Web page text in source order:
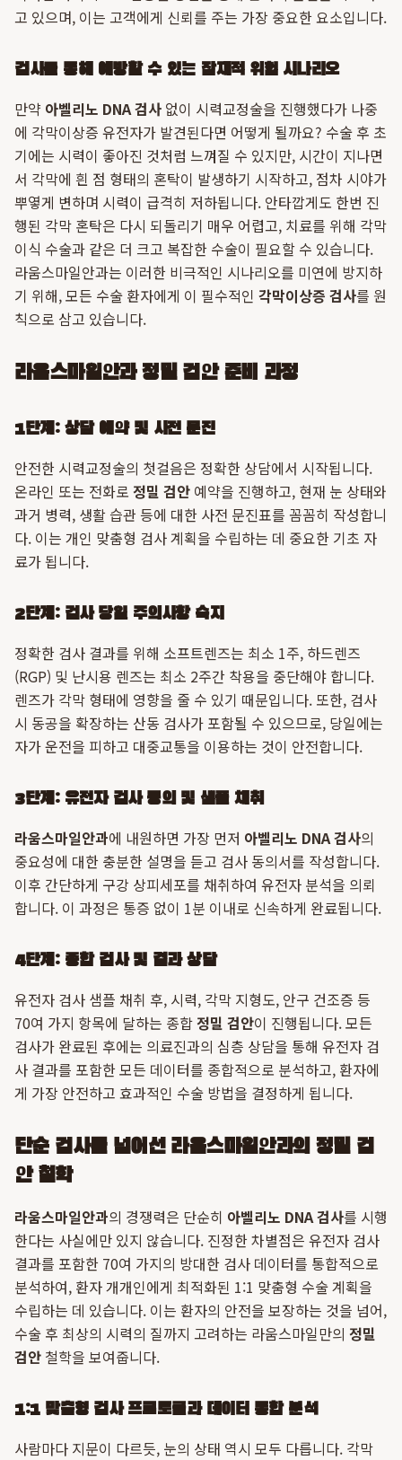
고 있으며, 이는 고객에게 신뢰를 주는 가장 중요한 요소입니다.
검사를 통해 예방할 수 있는 잠재적 위험 시나리오
만약 아벨리노 DNA 검사 없이 시력교정술을 진행했다가 나중
에 각막이상증 유전자가 발견된다면 어떻게 될까요? 수술 후 초
기에는 시력이 좋아진 것처럼 느껴질 수 있지만, 시간이 지나면
서 각막에 흰 점 형태의 혼탁이 발생하기 시작하고, 점차 시야가
뿌옇게 변하며 시력이 급격히 저하됩니다. 안타깝게도 한번 진
행된 각막 혼탁은 다시 되돌리기 매우 어렵고, 치료를 위해 각막
이식 수술과 같은 더 크고 복잡한 수술이 필요할 수 있습니다.
라움스마일안과는 이러한 비극적인 시나리오를 미연에 방지하
기 위해, 모든 수술 환자에게 이 필수적인 각막이상증 검사를 원
칙으로 삼고 있습니다.
라움스마일안과 정밀 검안 준비 과정
1단계: 상담 예약 및 사전 문진
안전한 시력교정술의 첫걸음은 정확한 상담에서 시작됩니다.
온라인 또는 전화로 정밀 검안 예약을 진행하고, 현재 눈 상태와
과거 병력, 생활 습관 등에 대한 사전 문진표를 꼼꼼히 작성합니
다. 이는 개인 맞춤형 검사 계획을 수립하는 데 중요한 기초 자
료가 됩니다.
2단계: 검사 당일 주의사항 숙지
정확한 검사 결과를 위해 소프트렌즈는 최소 1주, 하드렌즈
(RGP) 및 난시용 렌즈는 최소 2주간 착용을 중단해야 합니다.
렌즈가 각막 형태에 영향을 줄 수 있기 때문입니다. 또한, 검사
시 동공을 확장하는 산동 검사가 포함될 수 있으므로, 당일에는
자가 운전을 피하고 대중교통을 이용하는 것이 안전합니다.
3단계: 유전자 검사 동의 및 샘플 채취
라움스마일안과에 내원하면 가장 먼저 아벨리노 DNA 검사의
중요성에 대한 충분한 설명을 듣고 검사 동의서를 작성합니다.
이후 간단하게 구강 상피세포를 채취하여 유전자 분석을 의뢰
합니다. 이 과정은 통증 없이 1분 이내로 신속하게 완료됩니다.
4단계: 종합 검사 및 결과 상담
유전자 검사 샘플 채취 후, 시력, 각막 지형도, 안구 건조증 등
70여 가지 항목에 달하는 종합정밀 검안이 진행됩니다. 모든
검사가 완료된 후에는 의료진과의 심층 상담을 통해 유전자 검
사 결과를 포함한 모든 데이터를 종합적으로 분석하고, 환자에
게 가장 안전하고 효과적인 수술 방법을 결정하게 됩니다.
단순 검사를 넘어선 라움스마일안과의 정밀 검
안 철학
라움스마일안과의 경쟁력은 단순히 아벨리노 DNA 검사를 시행
한다는 사실에만 있지 않습니다. 진정한 차별점은 유전자 검사
결과를 포함한 70여 가지의 방대한 검사 데이터를 통합적으로
분석하여, 환자 개개인에게 최적화된 1:1 맞춤형 수술 계획을
수립하는 데 있습니다. 이는 환자의 안전을 보장하는 것을 넘어,
수술 후 최상의 시력의 질까지 고려하는 라움스마일만의 정밀
검안 철학을 보여줍니다.
1:1 맞춤형 검사 프로토콜과 데이터 통합 분석
사람마다 지문이 다르듯, 눈의 상태 역시 모두 다릅니다. 각막